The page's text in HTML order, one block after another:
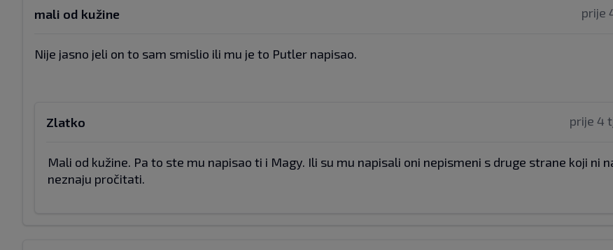
prije
mali od kužine
Nije jasno jeli on to sam smislio ili mu je to Putler napisao.
prije 4
Zlatko
Mali od kužine. Pa to ste mu napisao ti i Magy. Ili su mu napisali oni nepismeni s druge strane koji ni
neznaju pročitati.